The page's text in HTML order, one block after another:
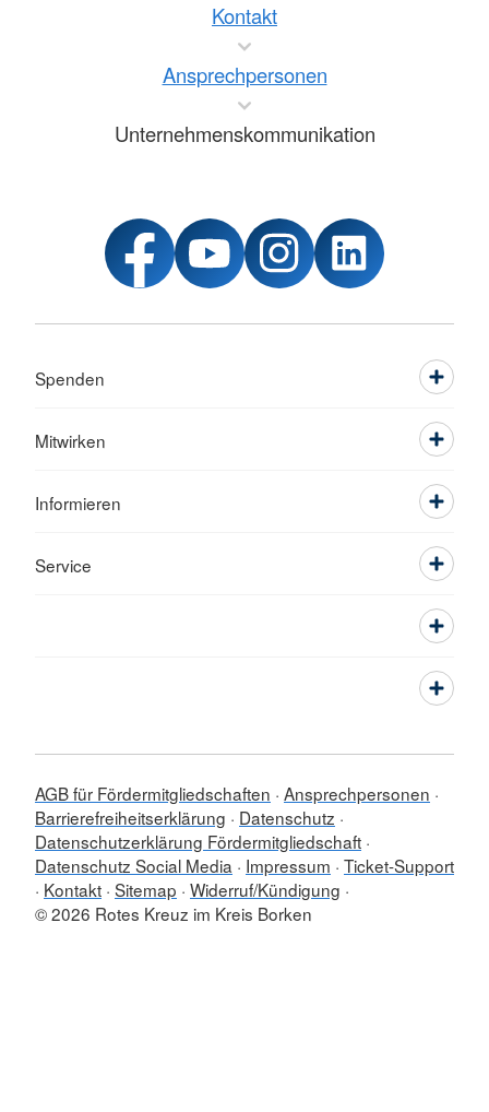
Kontakt
Ansprechpersonen
Unternehmenskommunikation
Spenden
Mitwirken
Informieren
Service
AGB für Fördermitgliedschaften Ansprechpersonen
Barrierefreiheitserklärung
Datenschutz
Datenschutzerklärung Fördermitgliedschaft
Datenschutz Social Media
Impressum Ticket-Support
Kontakt Sitemap Widerruf/Kündigung
© 2026 Rotes Kreuz im Kreis Borken